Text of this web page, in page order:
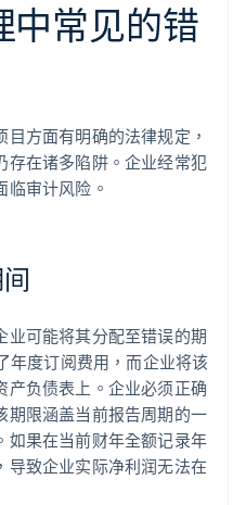
中常见的错
方面有明确的法律规定，
存在诸多陷阱。企业经常犯
临审计风险。
业可能将其分配至错误的期
年度订阅费用，而企业将该
产负债表上。企业必须正确
期限涵盖当前报告周期的一
如果在当前财年全额记录年
导致企业实际净利润无法在